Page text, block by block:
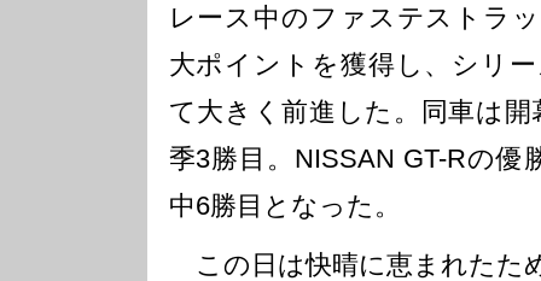
レース中のファステストラ
大ポイントを獲得し、シリ
て大きく前進した。同車は
季3勝目。NISSAN GT-Rの
中6勝目となった。
この日は快晴に恵まれたた